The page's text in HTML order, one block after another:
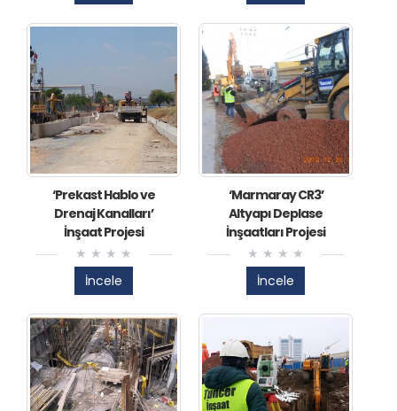
​‘Prekast Hablo ve
Drenaj Kanalları’
İnşaat Projesi
İncele
​‘Marmaray CR3’
Altyapı Deplase
İnşaatları Projesi
İncele